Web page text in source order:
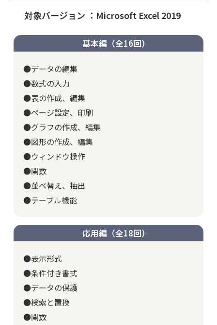
対象バージョン ：Microsoft Excel 2019
基本編（全16回）
●データの編集
●数式の入力
●表の作成、編集
●ページ設定、印刷
●グラフの作成、編集
●図形の作成、編集
●ウィンドウ操作
●関数
●並べ替え、抽出
●テーブル機能
応用編（全18回）
●表示形式
●条件付き書式
●データの保護
●検索と置換
●関数